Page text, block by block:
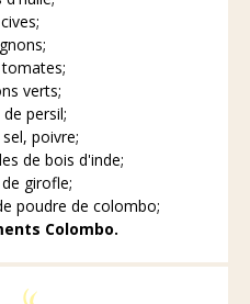
verts;
persil;
poivre;
de bois d'inde;
girofle;
poudre de colombo;
Colombo.